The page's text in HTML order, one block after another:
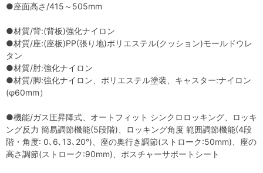
●座面高さ/415～505mm
●材質/背:(背板)強化ナイロン
●材質/座:(座板)PP(張り地)ポリエステル(クッション)モールドウレ
タン
●材質/肘:強化ナイロン
●材質/脚:強化ナイロン、ポリエステル塗装、キャスター:ナイロン
(φ60mm）
●機能/ガス圧昇降式、オートフィット シンクロロッキング、ロッキ
ング反力 簡易調節機能(5段階)、ロッキング角度 範囲調節機能(4段
階・角度: 0､6､13､20°)、座の奥行き調節(ストローク:50mm)、座の
高さ調節(ストローク:90mm)、ポスチャーサポートシート